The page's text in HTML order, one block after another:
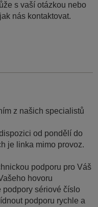
s vaší otázkou nebo
nás kontaktovat.
z našich specialistů
od pondělí do
je linka mimo provoz.
podporu pro Váš
hovoru
podpory sériové číslo
podporu rychle a